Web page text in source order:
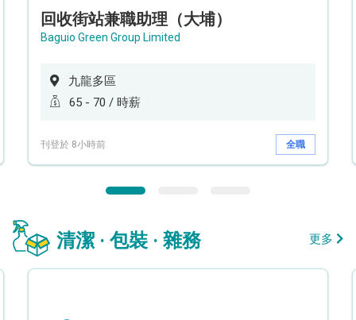
回收街站兼職助理（大埔）
Baguio Green Group Limited
九龍多區
65 - 70 / 時薪
刊登於 8小時前 全職
清潔 · 包裝 · 雜務 更多